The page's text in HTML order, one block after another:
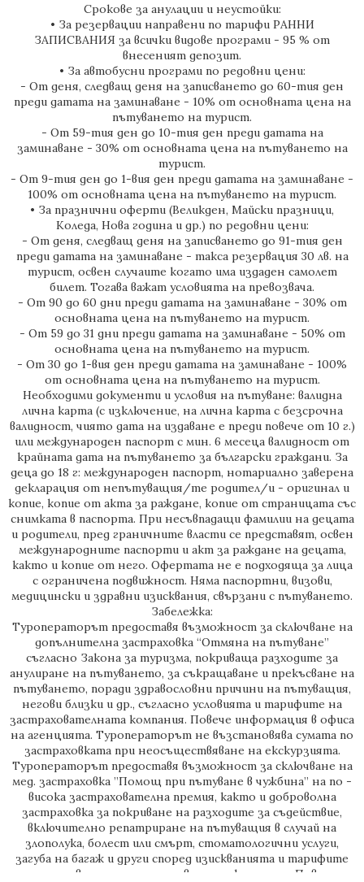
Срокове за анулации и неустойки:
• За резервации направени по тарифи РАННИ
ЗАПИСВАНИЯ за всички видове програми - 95 % от
внесеният депозит.
• За автобусни програми по редовни цени:
- От деня, следващ деня на записването до 60-тия ден
преди датата на заминаване - 10% от основната цена на
пътуването на турист.
- От 59-тия ден до 10-тия ден преди датата на
заминаване - 30% от основната цена на пътуването на
турист.
- От 9-тия ден до 1-вия ден преди датата на заминаване -
100% от основната цена на пътуването на турист.
• За празнични оферти (Великден, Майски празници,
Коледа, Нова година и др.) по редовни цени:
- От деня, следващ деня на записването до 91-тия ден
преди датата на заминаване - такса резервация 30 лв. на
турист, освен случаите когато има издаден самолет
билет. Тогава важат условията на превозвача.
- От 90 до 60 дни преди датата на заминаване - 30% от
основната цена на пътуването на турист.
- От 59 до 31 дни преди датата на заминаване - 50% от
основната цена на пътуването на турист.
- От 30 до 1-вия ден преди датата на заминаване - 100%
от основната цена на пътуването на турист.
Необходими документи и условия на пътуване: валидна
лична карта (с изключение, на лична карта с безсрочна
валидност, чиято дата на издаване е преди повече от 10 г.)
или международен паспорт с мин. 6 месеца валидност от
крайната дата на пътуването за български граждани. За
деца до 18 г: международен паспорт, нотариално заверена
декларация от непътуващия/те родител/и - оригинал и
копие, копие от акта за раждане, копие от страницата със
снимката в паспорта. При несъвпадащи фамилии на децата
и родители, пред граничните власти се представят, освен
международните паспорти и акт за раждане на децата,
както и копие от него. Офертата не е подходяща за лица
с ограничена подвижност. Няма паспортни, визови,
медицински и здравни изисквания, свързани с пътуването.
Забележка:
Туроператорът предоставя възможност за сключване на
допълнителна застраховка “Отмяна на пътуване”
съгласно Закона за туризма, покриваща разходите за
анулиране на пътуването, за съкращаване и прекъсване на
пътуването, поради здравословни причини на пътуващия,
негови близки и др., съгласно условията и тарифите на
застрахователната компания. Повече информация в офиса
на агенцията. Туроператорът не възстановява сумата по
застраховката при неосъществяване на екскурзиятa.
Туроператорът предоставя възможност за сключване на
мед. застраховка ”Помощ при пътуване в чужбина” на по -
висока застрахователна премия, както и доброволна
застраховка за покриване на разходите за съдействие,
включително репатриране на пътуващия в случай на
злополука, болест или смърт, стоматологични услуги,
загуба на багаж и други според изискванията и тарифите
на съответната застрахователна компания. Повече